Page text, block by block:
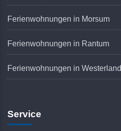
Ferienwohnungen in Morsum
Ferienwohnungen in Rantum
Ferienwohnungen in Westerland
Service